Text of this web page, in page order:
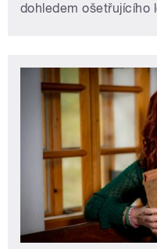
dohledem ošetřujícího